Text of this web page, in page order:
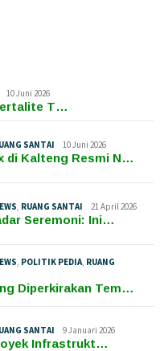
10 Juni 2026
T…
SANTAI 10 Juni 2026
di Kalteng Resmi N…
, RUANG SANTAI 21 April 2026
Seremoni: Ini…
, POLITIK PEDIA, RUANG
Diperkirakan Tem…
SANTAI 9 Januari 2026
Infrastrukt…